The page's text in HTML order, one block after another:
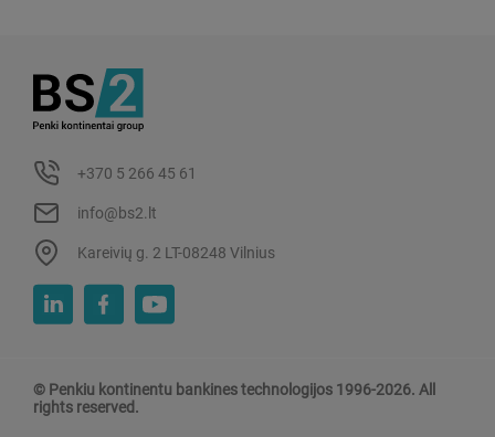
+370 5 266 45 61
info@bs2.lt
Kareivių g. 2 LT-08248 Vilnius
© Penkiu kontinentu bankines technologijos 1996-2026. All
rights reserved.